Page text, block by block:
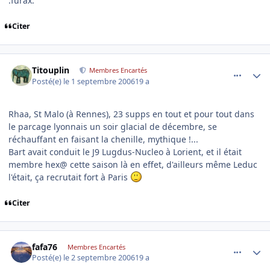
Citer
Titouplin Membres Encartés
Posté(e) le 1 septembre 200619 a
Rhaa, St Malo (à Rennes), 23 supps en tout et pour tout dans
le parcage lyonnais un soir glacial de décembre, se
réchauffant en faisant la chenille, mythique !...
Bart avait conduit le J9 Lugdus-Nucleo à Lorient, et il était
membre hex@ cette saison là en effet, d'ailleurs même Leduc
l'était, ça recrutait fort à Paris
Citer
fafa76 Membres Encartés
Posté(e) le 2 septembre 200619 a